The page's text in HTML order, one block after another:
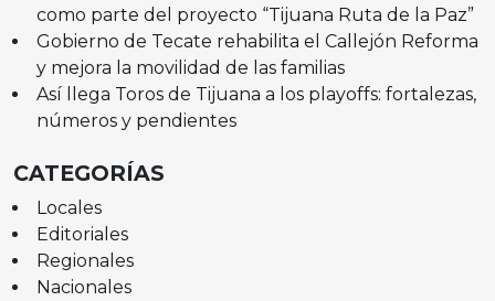
como parte del proyecto “Tijuana Ruta de la Paz”
Gobierno de Tecate rehabilita el Callejón Reforma
y mejora la movilidad de las familias
Así llega Toros de Tijuana a los playoffs: fortalezas,
números y pendientes
CATEGORÍAS
Locales
Editoriales
Regionales
Nacionales